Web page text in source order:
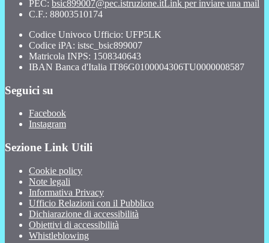
PEC: bsic899007@pec.istruzione.itLink per inviare una mail
C.F.: 88003510174
Codice Univoco Ufficio: UFP5LK
Codice iPA: istsc_bsic899007
Matricola INPS: 1508340643
IBAN Banca d'Italia IT86G0100004306TU0000008587
Seguici su
Facebook
Instagram
Sezione Link Utili
Cookie policy
Note legali
Informativa Privacy
Ufficio Relazioni con il Pubblico
Dichiarazione di accessibilità
Obiettivi di accessibilità
Whistleblowing